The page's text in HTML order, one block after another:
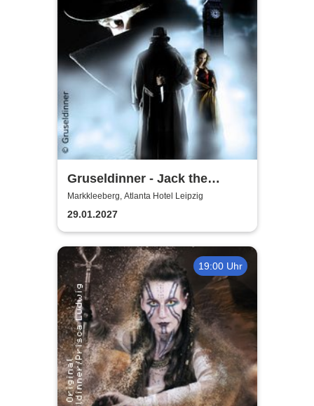
Gruseldinner - Jack the
Ripper
Markkleeberg, Atlanta Hotel Leipzig
29.01.2027
19:00 Uhr